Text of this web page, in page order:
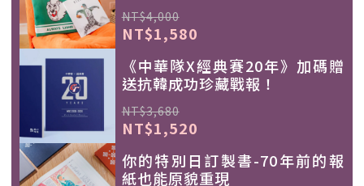
NT$4,000
NT$1,580
《中華隊X經典賽20年》加碼贈
送抗韓成功珍藏戰報！
NT$3,680
NT$1,520
你的特別日訂製書-70年前的報
紙也能原貌重現